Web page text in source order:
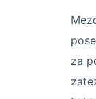
za